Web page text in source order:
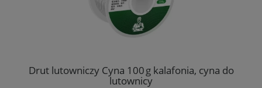
Drut lutowniczy Cyna 100 g kalafonia, cyna do
lutownicy